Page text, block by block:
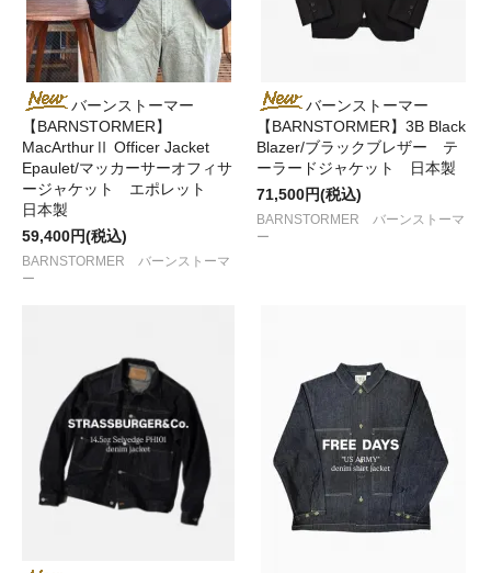
バーンストーマー
【BARNSTORMER】
MacArthurⅡ Officer Jacket
Epaulet/マッカーサーオフィサ
ージャケット エポレット
日本製
59,400円(税込)
BARNSTORMER バーンストーマ
ー
バーンストーマー
【BARNSTORMER】3B Black
Blazer/ブラックブレザー テ
ーラードジャケット 日本製
71,500円(税込)
BARNSTORMER バーンストーマ
ー